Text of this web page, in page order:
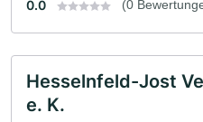
0.0 (0
Hesselnfeld-Jost
e. K.